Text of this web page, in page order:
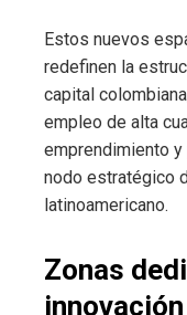
Estos nuevos
redefinen la
capital
empleo de alta
emprendimiento y
nodo estratégico
latinoamericano.
Zonas